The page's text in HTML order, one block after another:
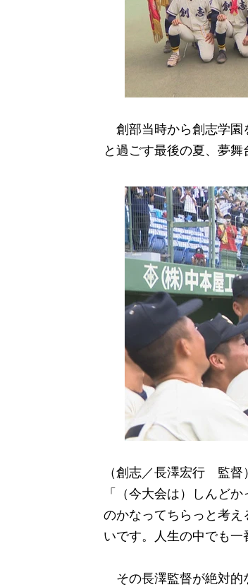
創部当時から創志学園
と過ごす最後の夏、夢舞
（創志／長澤宏行 監督）
「（今大会は）しんど
のかなってちらっと考
いです。人生の中でも一
その長澤監督が絶対的